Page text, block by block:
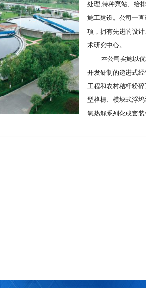
处理,特种泵站、给
施工建设。公司一
项，拥有先进的设
术研究中心。
本公司实施以优
开发研制的递进式
工程和农村秸杆粉
型格栅、模块式浮
氧热解系列化成套装